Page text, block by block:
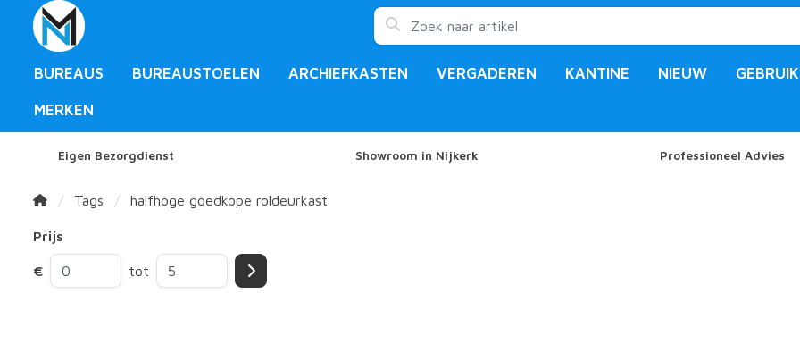
BUREAUS BUREAUSTOELEN ARCHIEFKASTEN VERGADEREN KANTINE NIEUW
MERKEN
Eigen Bezorgdienst Showroom in Nijkerk Professioneel Advies
Tags halfhoge goedkope roldeurkast
Prijs
€ tot